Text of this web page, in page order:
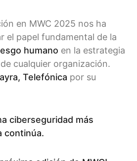
en MWC 2025 nos ha
el papel fundamental de la
humano en la estrategia
cualquier organización.
Telefónica por su
ciberseguridad más
continúa.